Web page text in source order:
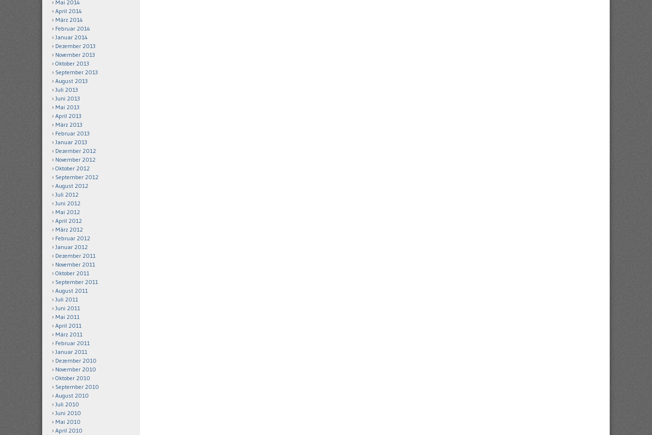
Mai 2014
April 2014
März 2014
Februar 2014
Januar 2014
Dezember 2013
November 2013
Oktober 2013
September 2013
August 2013
Juli 2013
Juni 2013
Mai 2013
April 2013
März 2013
Februar 2013
Januar 2013
Dezember 2012
November 2012
Oktober 2012
September 2012
August 2012
Juli 2012
Juni 2012
Mai 2012
April 2012
März 2012
Februar 2012
Januar 2012
Dezember 2011
November 2011
Oktober 2011
September 2011
August 2011
Juli 2011
Juni 2011
Mai 2011
April 2011
März 2011
Februar 2011
Januar 2011
Dezember 2010
November 2010
Oktober 2010
September 2010
August 2010
Juli 2010
Juni 2010
Mai 2010
April 2010